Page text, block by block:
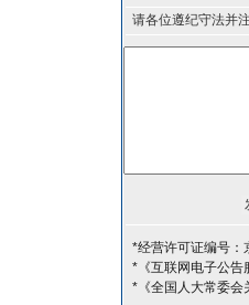
请各位遵纪守法并
*经营许可证编号
*《互联网电子公告
*《全国人大常委会